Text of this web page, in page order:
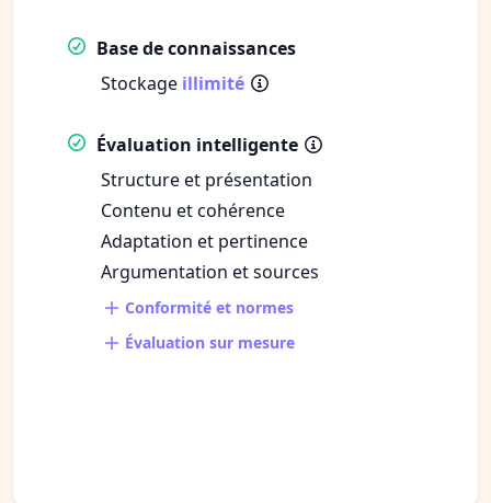
Base de connaissances
Stockage illimité
Évaluation intelligente
Structure et présentation
Contenu et cohérence
Adaptation et pertinence
Argumentation et sources
Conformité et normes
Évaluation sur mesure